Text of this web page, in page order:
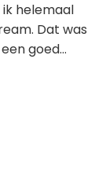
ik helemaal
Dat was
goed…